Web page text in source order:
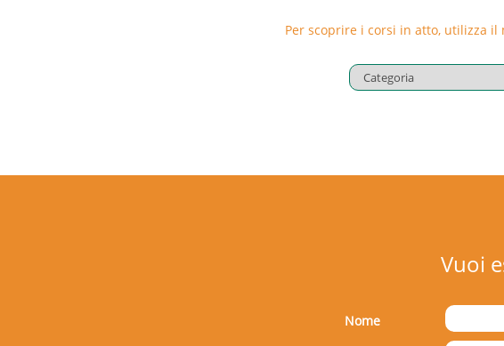
Per scoprire i corsi in atto, utilizza
Vuoi
Nome